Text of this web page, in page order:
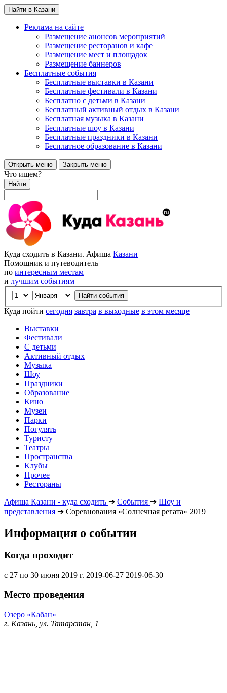
Найти в Казани
Реклама на сайте
Размещение анонсов мероприятий
Размещение ресторанов и кафе
Размещение мест и площадок
Размещение баннеров
Бесплатные события
Бесплатные выставки в Казани
Бесплатные фестивали в Казани
Бесплатно с детьми в Казани
Бесплатный активный отдых в Казани
Бесплатная музыка в Казани
Бесплатные шоу в Казани
Бесплатные праздники в Казани
Бесплатное образование в Казани
Открыть меню Закрыть меню
Что ищем?
Найти
Куда сходить в Казани. Афиша Казани
Помощник и путеводитель
по интересным местам
и лучшим событиям
Куда пойти сегодня завтра в выходные в этом месяце
Выставки
Фестивали
С детьми
Активный отдых
Музыка
Шоу
Праздники
Образование
Кино
Музеи
Парки
Погулять
Туристу
Театры
Пространства
Клубы
Прочее
Рестораны
Афиша Казани - куда сходить ➔ События ➔ Шоу и
представления ➔ Соревнования «Солнечная регата» 2019
Информация о событии
Когда проходит
с 27 по 30 июня 2019 г. 2019-06-27 2019-06-30
Место проведения
Озеро «Кабан»
г. Казань, ул. Татарстан, 1